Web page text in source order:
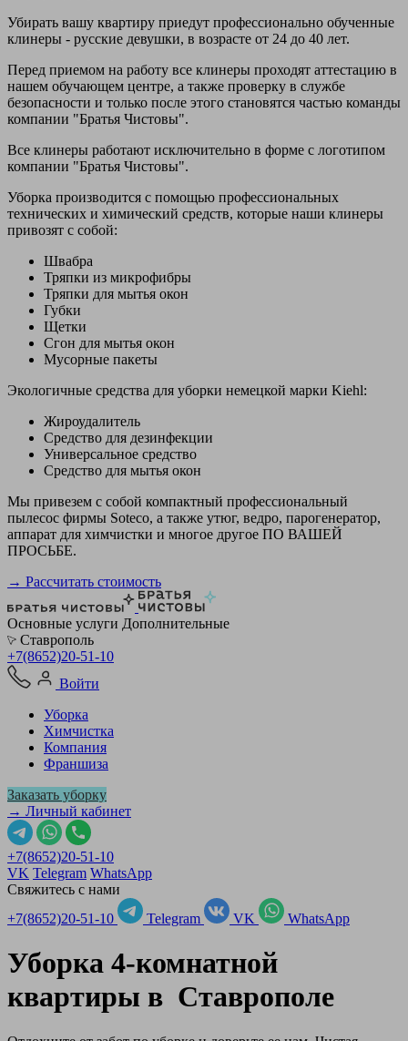
Убирать вашу квартиру приедут профессионально обученные
клинеры - русские девушки, в возрасте от 24 до 40 лет.
Перед приемом на работу все клинеры проходят аттестацию в
нашем обучающем центре, а также проверку в службе
безопасности и только после этого становятся частью команды
компании "Братья Чистовы".
Все клинеры работают исключительно в форме с логотипом
компании "Братья Чистовы".
Уборка производится с помощью профессиональных
технических и химический средств, которые наши клинеры
привозят с собой:
Швабра
Тряпки из микрофибры
Тряпки для мытья окон
Губки
Щетки
Сгон для мытья окон
Мусорные пакеты
Экологичные средства для уборки немецкой марки Kiehl:
Жироудалитель
Средство для дезинфекции
Универсальное средство
Средство для мытья окон
Мы привезем с собой компактный профессиональный
пылесос фирмы Soteco, а также утюг, ведро, парогенератор,
аппарат для химчистки и многое другое ПО ВАШЕЙ
ПРОСЬБЕ.
→ Рассчитать стоимость
Основные услуги Дополнительные
Ставрополь
+7(8652)20-51-10
Войти
Уборка
Химчистка
Компания
Франшиза
Заказать уборку
→ Личный кабинет
+7(8652)20-51-10
VK Telegram WhatsApp
Свяжитесь с нами
+7(8652)20-51-10
Telegram VK WhatsApp
Уборка 4-комнатной
квартиры в Ставрополе